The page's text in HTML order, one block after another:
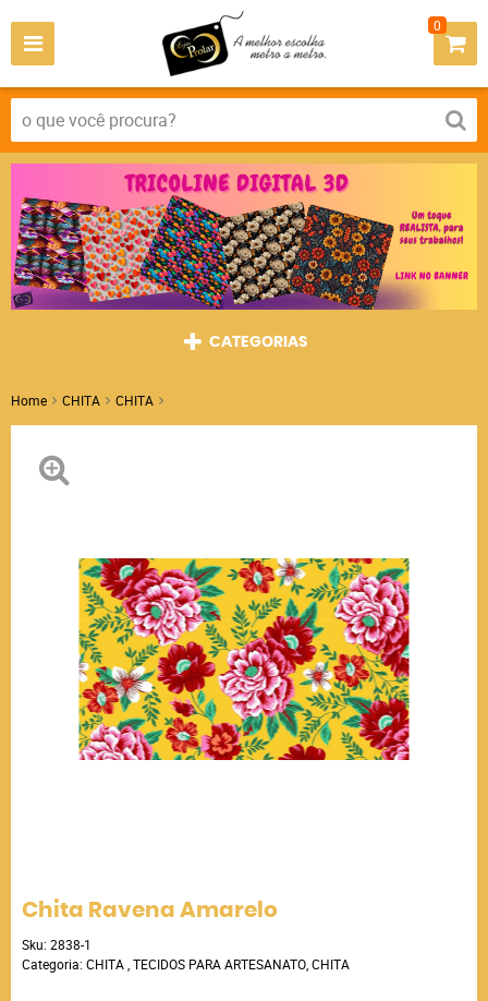
0
CATEGORIAS
Home CHITA CHITA
Chita Ravena Amarelo
Sku: 2838-1
Categoria: CHITA TECIDOS PARA ARTESANATO CHITA